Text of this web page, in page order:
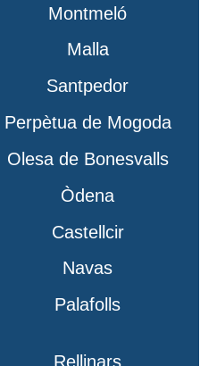
Montmeló
Malla
Santpedor
Perpètua de Mogoda
Olesa de Bonesvalls
Òdena
Castellcir
Navas
Palafolls
Rellinars